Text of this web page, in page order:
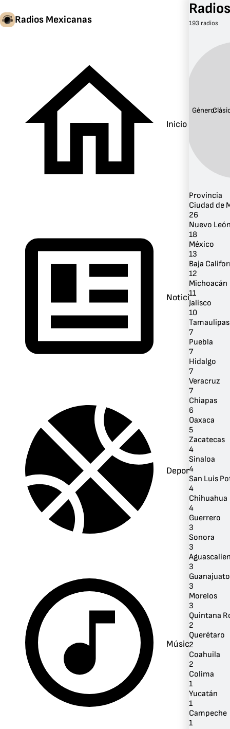
Radios Mexicanas
Inicio
Noticias
Deportes
Música
193 radios
Género:
Provincia
Ciudad de
26
Nuevo
18
México
13
Baja
12
Michoacán
11
Jalisco
10
Tamaulipas
7
Puebla
7
Hidalgo
7
Veracruz
7
Chiapas
6
Oaxaca
5
Zacatecas
4
Sinaloa
4
San Luis
4
Chihuahua
4
Guerrero
3
Sonora
3
3
Guanajuato
3
Morelos
3
Quintana
2
Querétaro
2
Coahuila
2
Colima
1
Yucatán
1
Campeche
1